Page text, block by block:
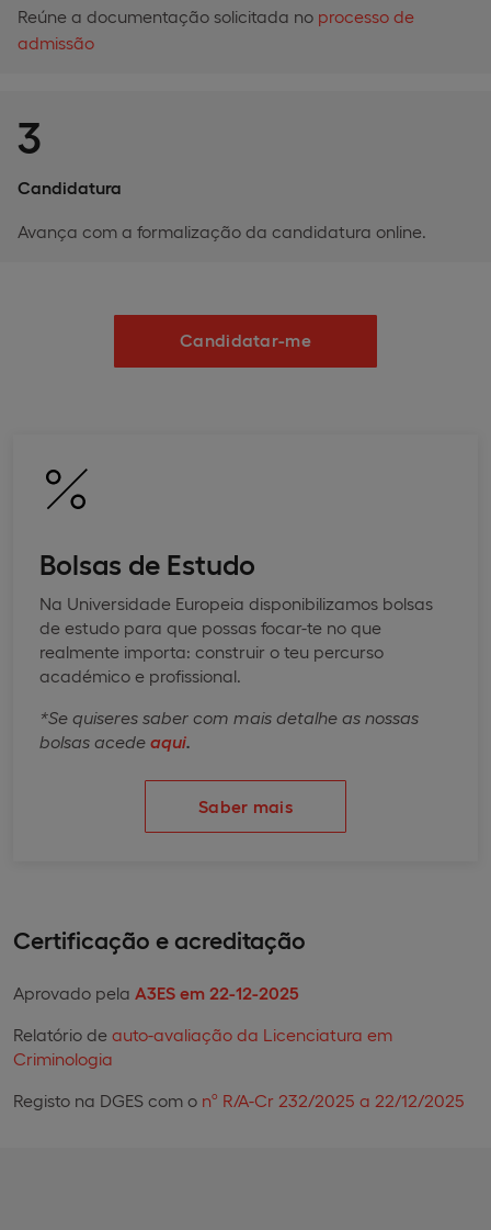
Reúne a documentação solicitada no processo de
admissão
3
Candidatura
Avança com a formalização da candidatura online.
Candidatar-me
Bolsas de Estudo
Na Universidade Europeia disponibilizamos bolsas
de estudo para que possas focar-te no que
realmente importa: construir o teu percurso
académico e profissional.
*Se quiseres saber com mais detalhe as nossas
bolsas acede aqui.
Saber mais
Certificação e acreditação
Aprovado pela A3ES em 22-12-2025
Relatório de auto-avaliação da Licenciatura em
Criminologia
Registo na DGES com o nº R/A-Cr 232/2025 a 22/12/2025